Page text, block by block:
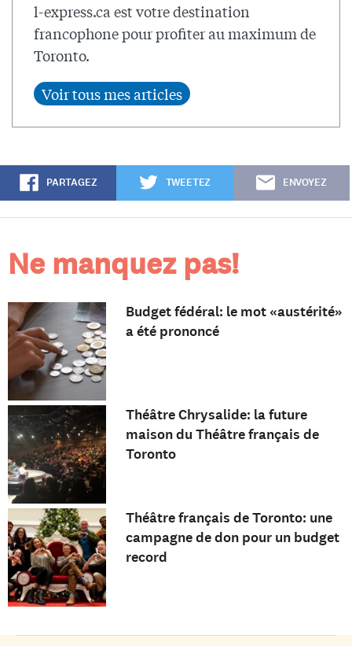
l-express.ca est votre destination
francophone pour profiter au maximum de
Toronto.
PARTAGEZ TWEETEZ ENVOYEZ
Ne manquez pas!
Budget fédéral: le mot «austérité»
a été prononcé
Théâtre Chrysalide: la future
maison du Théâtre français de
Toronto
Théâtre français de Toronto: une
campagne de don pour un budget
record